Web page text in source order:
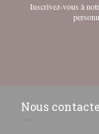
Inscrivez-vous à
Nous